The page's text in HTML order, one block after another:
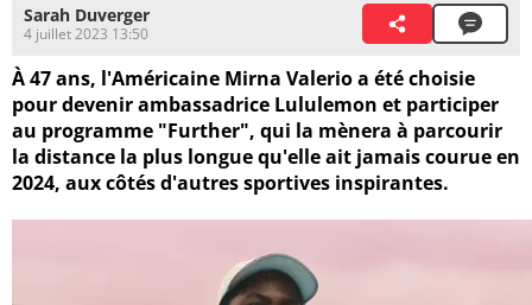
Sarah Duverger
4 juillet 2023 13:50
À 47 ans, l'Américaine Mirna Valerio a été choisie
pour devenir ambassadrice Lululemon et participer
au programme "Further", qui la mènera à parcourir
la distance la plus longue qu'elle ait jamais courue en
2024, aux côtés d'autres sportives inspirantes.